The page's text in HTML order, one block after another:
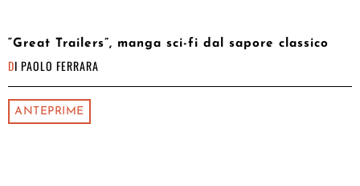
“Great Trailers”, manga sci-fi dal sapore classico
DI PAOLO FERRARA
ANTEPRIME